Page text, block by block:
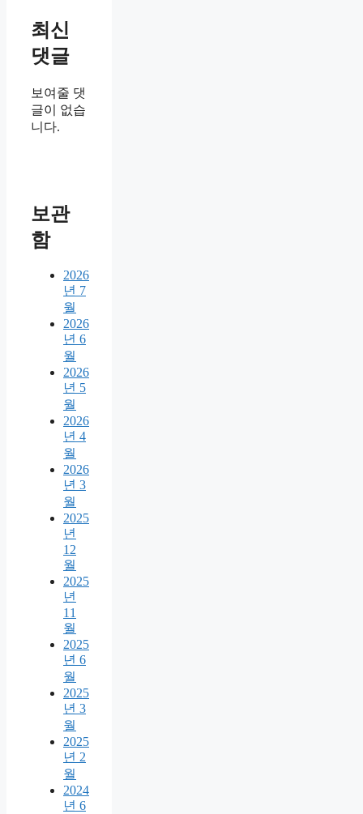
최신
댓글
보여줄 댓
글이 없습
니다.
보관
함
2026
년 7
월
2026
년 6
월
2026
년 5
월
2026
년 4
월
2026
년 3
월
2025
년
12
월
2025
년
11
월
2025
년 6
월
2025
년 3
월
2025
년 2
월
2024
년 6